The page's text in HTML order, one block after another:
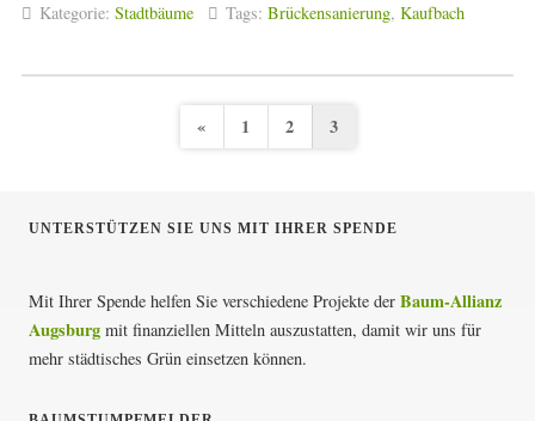
Kategorie: Stadtbäume Tags: Brückensanierung, Kaufbach
S
i
e
n
« 1 2 3
UNTERSTÜTZEN SIE UNS MIT IHRER SPENDE
Mit Ihrer Spende helfen Sie verschiedene Projekte der Baum-Allianz
Augsburg mit finanziellen Mitteln auszustatten, damit wir uns für
mehr städtisches Grün einsetzen können.